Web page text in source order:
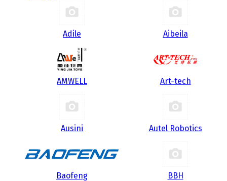
Adile Aibeila
AMWELL Art-tech
Ausini Autel Robotics
Baofeng BBH